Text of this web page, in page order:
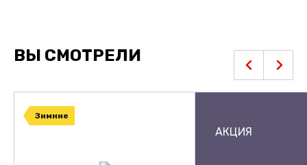
ВЫ СМОТРЕЛИ
Зимние
АКЦИЯ